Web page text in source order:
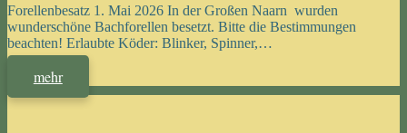
Forellenbesatz 1. Mai 2026 In der Großen Naarn wurden
wunderschöne Bachforellen besetzt. Bitte die Bestimmungen
beachten! Erlaubte Köder: Blinker, Spinner,…
mehr